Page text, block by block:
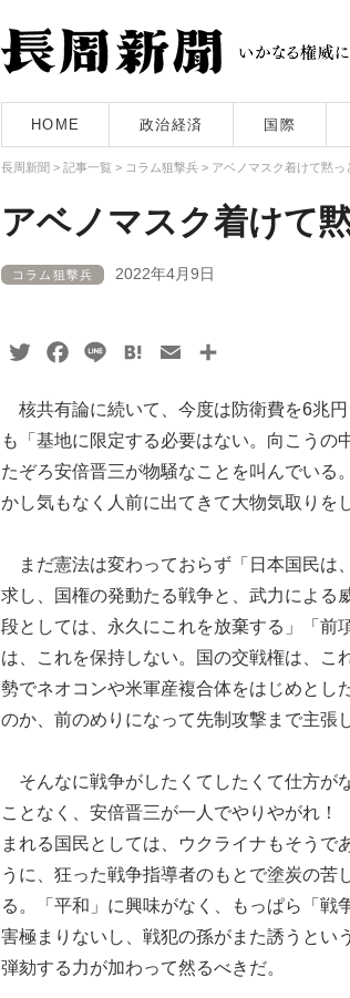
HOME 政治経済 国際
長周新聞 > 記事一覧 > コラム狙撃兵 > アベノマスク着けて黙っ
アベノマスク着けて
コラム狙撃兵 2022年4月9日
TwitterFacebook
Line HatenaEmail
核共有論に続いて、今度は防衛費を6兆
も「基地に限定する必要はない。向こうの
たぞろ安倍晋三が物騒なことを叫んでいる
かし気もなく人前に出てきて大物気取りを
まだ憲法は変わっておらず「日本国民は
求し、国権の発動たる戦争と、武力による
段としては、永久にこれを放棄する」「前
は、これを保持しない。国の交戦権は、こ
勢でネオコンや米軍産複合体をはじめとし
のか、前のめりになって先制攻撃まで主張
そんなに戦争がしたくてしたくて仕方が
ことなく、安倍晋三が一人でやりやがれ
まれる国民としては、ウクライナもそうで
うに、狂った戦争指導者のもとで塗炭の
る。「平和」に興味がなく、もっぱら「
害極まりないし、戦犯の孫がまた誘うとい
弾劾する力が加わって然るべきだ。